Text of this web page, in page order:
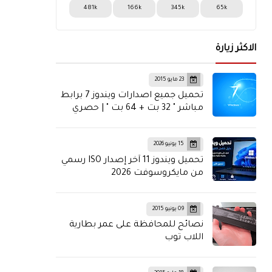
65k
345k
166k
481k
الاكثر زيارة
23 مايو 2015
تحميل جميع اصدارات ويندوز 7 برابط
مباشر " 32 بت + 64 بت " | حصري
15 يونيو 2026
تحميل ويندوز 11 آخر إصدار ISO رسمي
من مايكروسوفت 2026
09 يونيو 2015
نصائح للمحافظة على عمر بطارية
اللاب توب